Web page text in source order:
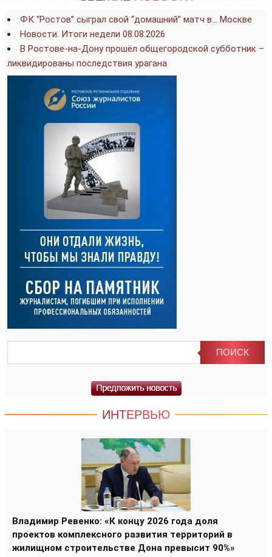
ФК “Ростов” сыграл свой “домашний” матч в… Москве
Новости. Итоги недели 08.08.2026
В Ростове-на-Дону прошёл общегородской субботник –
ликвидированы последствия урагана
ИНТЕРВЬЮ
Владимир Ревенко: «К концу 2026 года доля
проектов комплексного развития территорий в
жилищном строительстве Дона превысит 90%»